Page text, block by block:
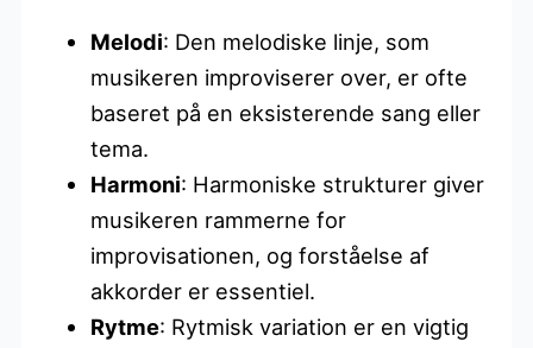
Melodi: Den melodiske linje, som
musikeren improviserer over, er ofte
baseret på en eksisterende sang eller
tema.
Harmoni: Harmoniske strukturer giver
musikeren rammerne for
improvisationen, og forståelse af
akkorder er essentiel.
Rytme: Rytmisk variation er en vigtig